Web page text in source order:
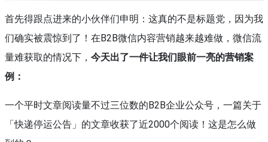
首先得跟点进来的小伙伴们申明：这真的不是标题党，因为我
们确实被震惊到了！在B2B微信内容营销越来越难做，微信流
量难获取的情况下， 今天出了一件让我们眼前一亮的营销案
例：
一个平时文章阅读量不过三位数的B2B企业公众号，一篇关于
「快递停运公告」的文章收获了近2000个阅读！这是怎么做